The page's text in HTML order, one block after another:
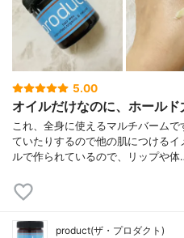
5.00
オイルだけなのに、ホール
これ、全身に使えるマルチバーム
ていたりするので他の肌につける
ルで作られているので、リップや体
product(ザ・プロダクト)